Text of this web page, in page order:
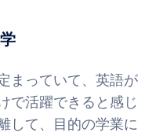
まっていて、英語が
で活躍できると感じ
して、目的の学業に